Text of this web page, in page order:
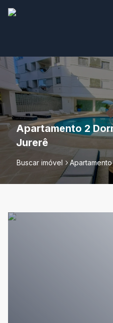
Apartamento 2
Jurerê
Buscar imóvel